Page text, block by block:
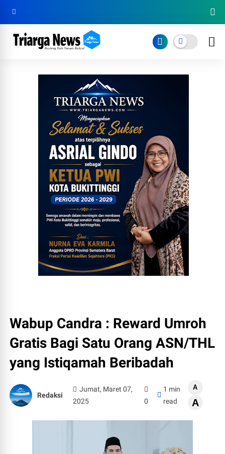
Wabup Candra : Reward Umroh
Gratis Bagi Satu Orang ASN/THL
yang Istiqamah Beribadah
Redaksi
Jumat, Maret 07,
2025
0
1 min
read
A
A